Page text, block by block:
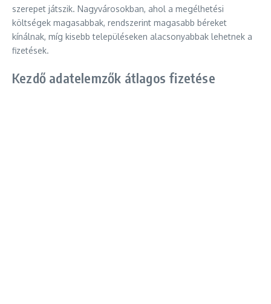
szerepet játszik. Nagyvárosokban, ahol a megélhetési
költségek magasabbak, rendszerint magasabb béreket
kínálnak, míg kisebb településeken alacsonyabbak lehetnek a
fizetések.
Kezdő adatelemzők átlagos fizetése